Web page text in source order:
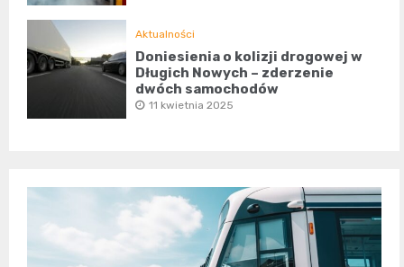
Aktualności
Doniesienia o kolizji drogowej w
Długich Nowych – zderzenie
dwóch samochodów
11 kwietnia 2025